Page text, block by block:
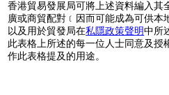
香港貿易發展局可將上述資料編入其
廣或商貿配對﹝因而可能成為可供本
以及用於貿發局在私隱政策聲明中所
此表格上所述的每一位人士同意及授
作此表格提及的用途。